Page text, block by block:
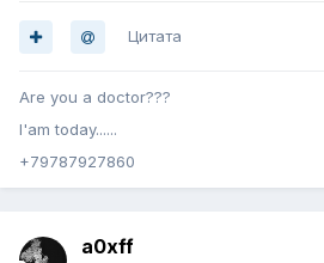
Цитата
Are you a doсtor???
I'am today......
+79787927860
a0xff